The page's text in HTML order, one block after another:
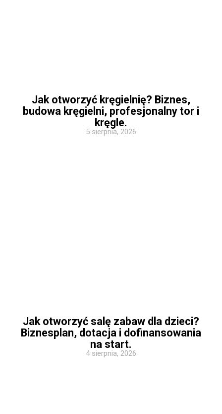
Jak otworzyć kręgielnię? Biznes,
budowa kręgielni, profesjonalny tor i
kręgle.
5 sierpnia, 2026
Jak otworzyć salę zabaw dla dzieci?
Biznesplan, dotacja i dofinansowania
na start.
4 sierpnia, 2026